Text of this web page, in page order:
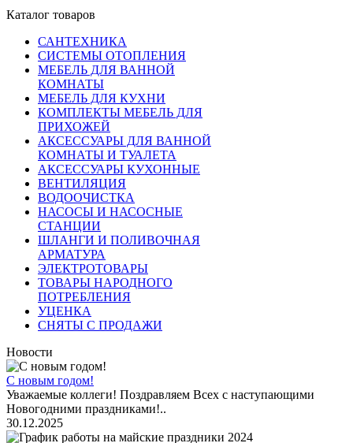
Каталог товаров
САНТЕХНИКА
СИСТЕМЫ ОТОПЛЕНИЯ
МЕБЕЛЬ ДЛЯ ВАННОЙ
КОМНАТЫ
МЕБЕЛЬ ДЛЯ КУХНИ
КОМПЛЕКТЫ МЕБЕЛЬ ДЛЯ
ПРИХОЖЕЙ
АКСЕССУАРЫ ДЛЯ ВАННОЙ
КОМНАТЫ И ТУАЛЕТА
АКСЕССУАРЫ КУХОННЫЕ
ВЕНТИЛЯЦИЯ
ВОДООЧИСТКА
НАСОСЫ И НАСОСНЫЕ
СТАНЦИИ
ШЛАНГИ И ПОЛИВОЧНАЯ
АРМАТУРА
ЭЛЕКТРОТОВАРЫ
ТОВАРЫ НАРОДНОГО
ПОТРЕБЛЕНИЯ
УЦЕНКА
СНЯТЫ С ПРОДАЖИ
Новости
С новым годом!
Уважаемые коллеги! Поздравляем Всех с наступающими
Новогодними праздниками!..
30.12.2025